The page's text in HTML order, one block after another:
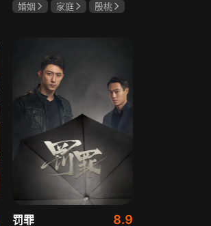
婚姻 家庭
殷桃
罚罪 8.9